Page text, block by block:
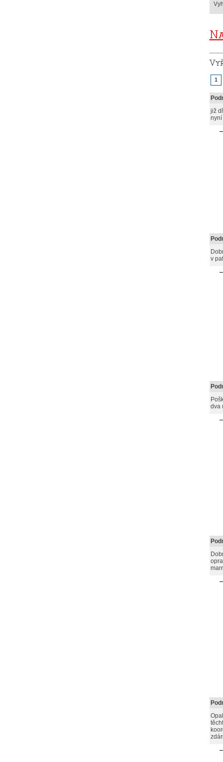
1
již
nyní
v
dva